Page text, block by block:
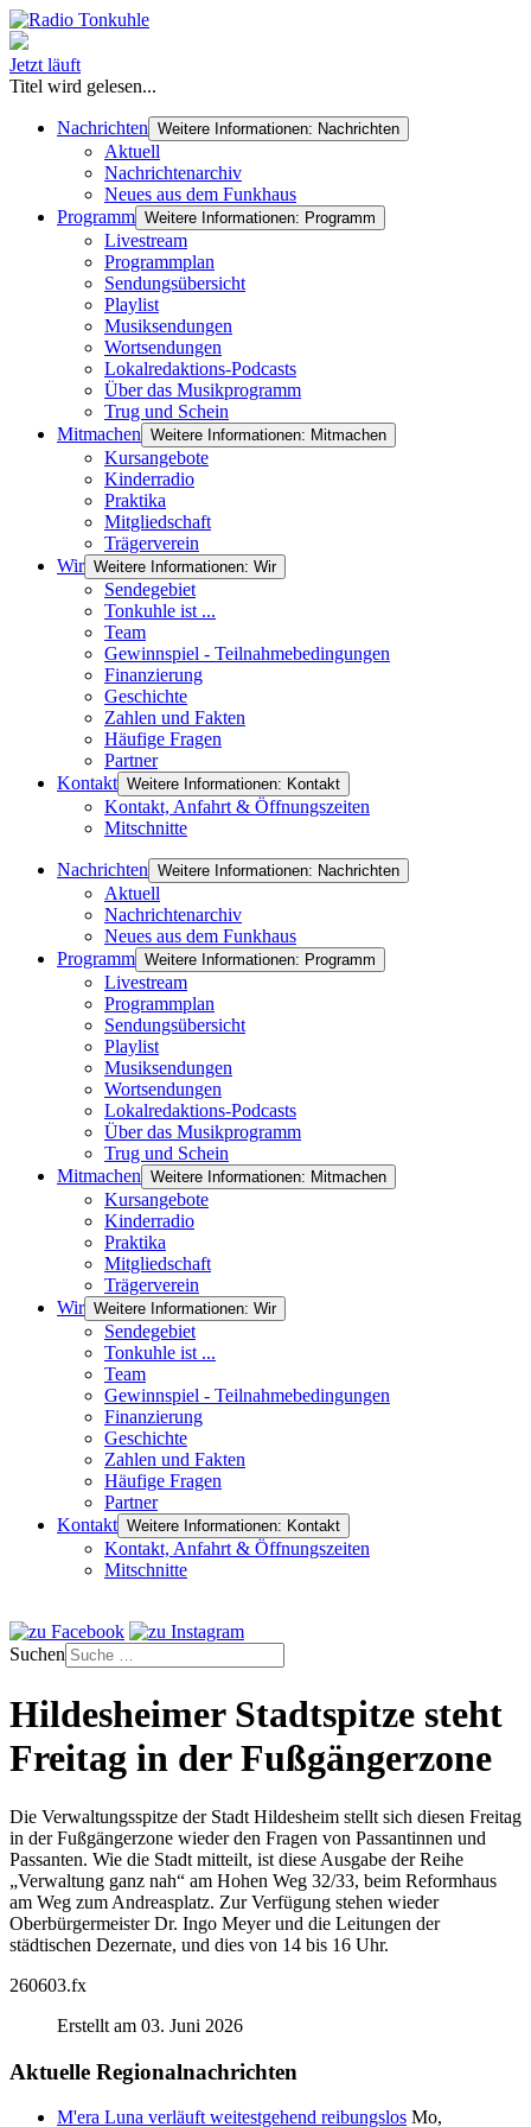
Jetzt läuft
Titel wird gelesen...
Nachrichten Weitere Informationen: Nachrichten
Aktuell
Nachrichtenarchiv
Neues aus dem Funkhaus
Programm Weitere Informationen: Programm
Livestream
Programmplan
Sendungsübersicht
Playlist
Musiksendungen
Wortsendungen
Lokalredaktions-Podcasts
Über das Musikprogramm
Trug und Schein
Mitmachen Weitere Informationen: Mitmachen
Kursangebote
Kinderradio
Praktika
Mitgliedschaft
Trägerverein
Wir Weitere Informationen: Wir
Sendegebiet
Tonkuhle ist ...
Team
Gewinnspiel - Teilnahmebedingungen
Finanzierung
Geschichte
Zahlen und Fakten
Häufige Fragen
Partner
Kontakt Weitere Informationen: Kontakt
Kontakt, Anfahrt & Öffnungszeiten
Mitschnitte
Nachrichten Weitere Informationen: Nachrichten
Aktuell
Nachrichtenarchiv
Neues aus dem Funkhaus
Programm Weitere Informationen: Programm
Livestream
Programmplan
Sendungsübersicht
Playlist
Musiksendungen
Wortsendungen
Lokalredaktions-Podcasts
Über das Musikprogramm
Trug und Schein
Mitmachen Weitere Informationen: Mitmachen
Kursangebote
Kinderradio
Praktika
Mitgliedschaft
Trägerverein
Wir Weitere Informationen: Wir
Sendegebiet
Tonkuhle ist ...
Team
Gewinnspiel - Teilnahmebedingungen
Finanzierung
Geschichte
Zahlen und Fakten
Häufige Fragen
Partner
Kontakt Weitere Informationen: Kontakt
Kontakt, Anfahrt & Öffnungszeiten
Mitschnitte
Suchen
Hildesheimer Stadtspitze steht
Freitag in der Fußgängerzone
Die Verwaltungsspitze der Stadt Hildesheim stellt sich diesen Freitag
in der Fußgängerzone wieder den Fragen von Passantinnen und
Passanten. Wie die Stadt mitteilt, ist diese Ausgabe der Reihe
„Verwaltung ganz nah“ am Hohen Weg 32/33, beim Reformhaus
am Weg zum Andreasplatz. Zur Verfügung stehen wieder
Oberbürgermeister Dr. Ingo Meyer und die Leitungen der
städtischen Dezernate, und dies von 14 bis 16 Uhr.
260603.fx
Erstellt am 03. Juni 2026
Aktuelle Regionalnachrichten
M'era Luna verläuft weitestgehend reibungslos Mo,